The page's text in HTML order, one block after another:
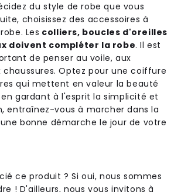
du style de robe que vous
choisissez des accessoires à
Les colliers, boucles d'oreilles
doivent compléter la robe. Il est
de penser au voile, aux
Optez pour une coiffure
qui mettent en valeur la beauté
gardant à l'esprit la simplicité et
entraînez-vous à marcher dans la
bonne démarche le jour de votre
ce produit ? Si oui, nous sommes
! D'ailleurs, nous vous invitons à